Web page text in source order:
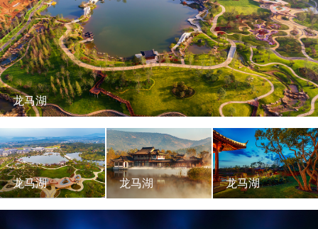
龙马湖
龙马湖 龙马湖 龙马湖